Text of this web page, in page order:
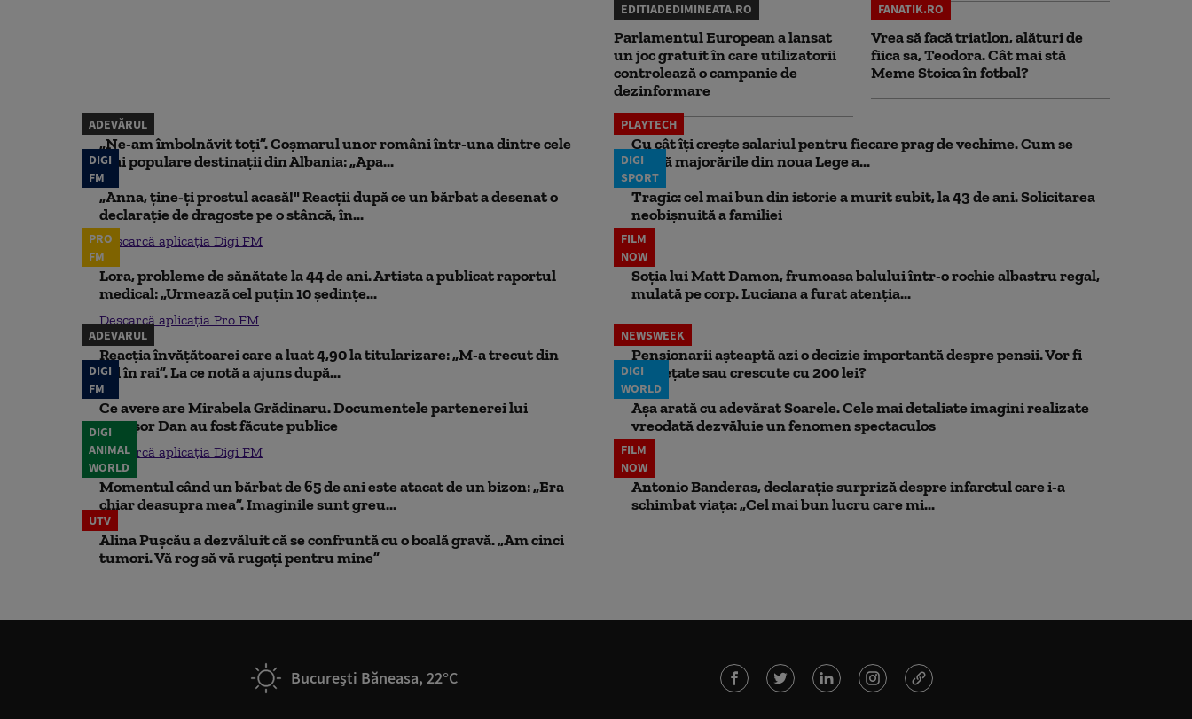
EDITIADEDIMINEATA.RO
Parlamentul European a lansat
un joc gratuit în care utilizatorii
controlează o campanie de
dezinformare
FANATIK.RO
Vrea să facă triatlon, alături de
fiica sa, Teodora. Cât mai stă
Meme Stoica în fotbal?
ADEVĂRUL
„Ne-am îmbolnăvit toți”. Coșmarul unor români într-una dintre cele
mai populare destinații din Albania: „Apa...
PLAYTECH
Cu cât îți crește salariul pentru fiecare prag de vechime. Cum se
aplică majorările din noua Lege a...
DIGI
FM
„Anna, ţine-ţi prostul acasă!" Reacţii după ce un bărbat a desenat o
declaraţie de dragoste pe o stâncă, în...
Descarcă aplicația Digi FM
DIGI
SPORT
Tragic: cel mai bun din istorie a murit subit, la 43 de ani. Solicitarea
neobișnuită a familiei
PRO
FM
Lora, probleme de sănătate la 44 de ani. Artista a publicat raportul
medical: „Urmează cel puțin 10 ședințe...
Descarcă aplicația Pro FM
FILM
NOW
Soția lui Matt Damon, frumoasa balului într-o rochie albastru regal,
mulată pe corp. Luciana a furat atenția...
ADEVARUL
Reacția învățătoarei care a luat 4,90 la titularizare: „M-a trecut din
iad în rai”. La ce notă a ajuns după...
NEWSWEEK
Pensionarii așteaptă azi o decizie importantă despre pensii. Vor fi
înghețate sau crescute cu 200 lei?
DIGI
FM
Ce avere are Mirabela Grădinaru. Documentele partenerei lui
Nicușor Dan au fost făcute publice
Descarcă aplicația Digi FM
DIGI
WORLD
Așa arată cu adevărat Soarele. Cele mai detaliate imagini realizate
vreodată dezvăluie un fenomen spectaculos
DIGI
ANIMAL
WORLD
Momentul când un bărbat de 65 de ani este atacat de un bizon: „Era
chiar deasupra mea”. Imaginile sunt greu...
FILM
NOW
Antonio Banderas, declarație surpriză despre infarctul care i-a
schimbat viața: „Cel mai bun lucru care mi...
UTV
Alina Pușcău a dezvăluit că se confruntă cu o boală gravă. „Am cinci
tumori. Vă rog să vă rugați pentru mine”
București Băneasa, 22°C